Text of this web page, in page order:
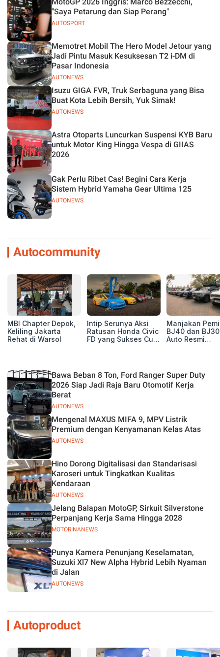
AUTOSPORT
"Saya Petarung dan Siap Perang"
AUTONEWS
Memotret Mobil The Hero Model Jetour yang
Jadi Pintu Masuk Kesuksesan T2 i-DM di
Pasar Indonesia
AUTONEWS
Isuzu GIGA FVR, Truk Serbaguna yang Bisa
Buat Kota Lebih Bersih, Yuk Simak!
Astra Otoparts Luncurkan Suspensi KYB Baru
untuk Motor King Hingga Vespa di GIIAS
2026
AUTONEWS
Gak Perlu Ribet Cas! Begini Cara Kerja
Sistem Hybrid Yamaha Gear Ultima 125
Autocommunity
MBI Chapter Depok,
Keliling Jakarta
Rehat di Warsol
Intip Serunya Aksi
Ratusan Honda Civic
FD yang Sukses Curi
Manjakan
BJ40 dan
Auto Resmi
AUTONEWS
Bawa Beban 8 Ton, Ford Ranger Super Duty
2026 Siap Jadi Raja Baru Otomotif Kerja
Berat
AUTONEWS
Mengenal MAXUS MIFA 9, MPV Listrik
Premium dengan Kenyamanan Kelas Atas
AUTONEWS
Hino Dorong Digitalisasi dan Standarisasi
Karoseri untuk Tingkatkan Kualitas
Kendaraan
MOTORINANEWS
Jelang Balapan MotoGP, Sirkuit Silverstone
Perpanjang Kerja Sama Hingga 2028
AUTONEWS
Punya Kamera Penunjang Keselamatan,
Suzuki Xl7 New Alpha Hybrid Lebih Nyaman
di Jalan
Autoproduct